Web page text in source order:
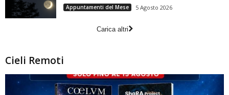
Appuntamenti del Mese 5 Agosto 2026
Carica altri
Cieli Remoti